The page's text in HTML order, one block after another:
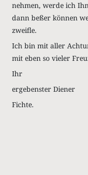
nehmen, werde ich
dann beßer können
zweifle.
Ich bin mit aller
mit eben so vieler
Ihr
ergebenster Diener
Fichte.